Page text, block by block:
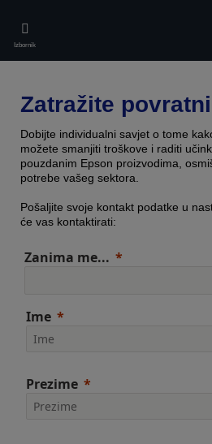
main
content
Izbornik
Zatražite
Dobijte individualni savjet o tome
možete smanjiti troškove i raditi
pouzdanim Epson proizvodima,
potrebe vašeg sektora.
Pošaljite svoje kontakt podatke u
će vas kontaktirati:
Zanima me...
Ime
Prezime